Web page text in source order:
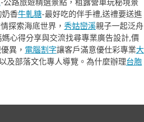
香牛軋糖-最好吃的伴手禮,送禮要送進
探索海底世界， 秀姑巒溪親子一起泛舟
媽心得分享與交流找尋專業廣告設計,價
異， 電腦割字讓客戶滿意優仕彩專業大
及部落文化專人導覽。為什麼辦理台胞